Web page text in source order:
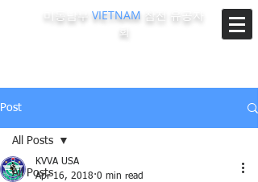
미동남부 VIETNAM 참전 유공자
회
Post
All Posts
All Posts
KVVA USA
Apr 16, 2018 0 min read